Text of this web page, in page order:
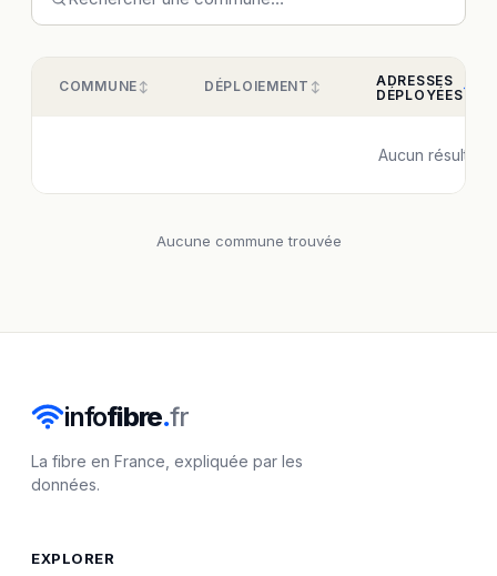
COMMUNE DÉPLOIEMENT
ADRESSES
DÉPLOYÉES
Aucun résultat.
Aucune commune trouvée
infofibre.fr
La fibre en France, expliquée par les
données.
EXPLORER